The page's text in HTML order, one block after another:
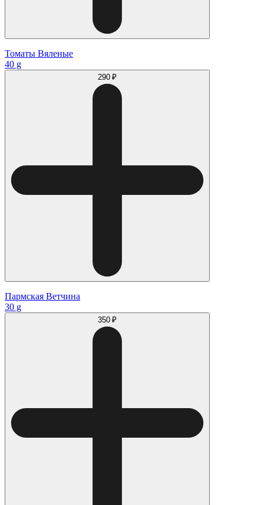
Томаты Вяленые
40 g
290 ₽
Пармская Ветчина
30 g
350 ₽